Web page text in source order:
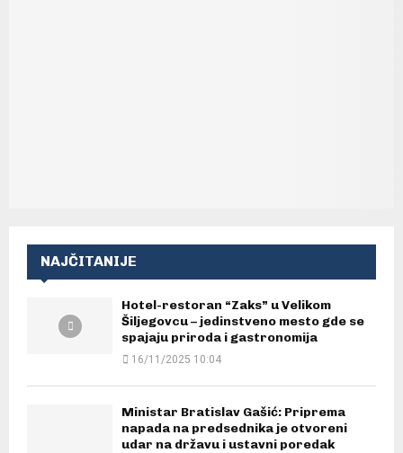
NAJČITANIJE
Hotel-restoran “Zaks” u Velikom
Šiljegovcu – jedinstveno mesto gde se
spajaju priroda i gastronomija
16/11/2025 10:04
Ministar Bratislav Gašić: Priprema
napada na predsednika je otvoreni
udar na državu i ustavni poredak